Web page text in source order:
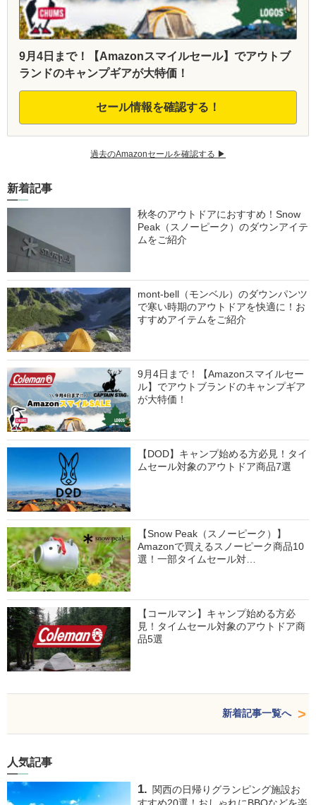
9月4日まで！【Amazonスマイルセール】でアウトブ
ランドのキャンプギアが大特価！
セール情報を確認する！
過去のAmazonセールを確認する ▶︎
新着記事
秋冬のアウトドアにおすすめ！Snow
Peak（スノーピーク）のダウンアイテ
ムをご紹介
mont-bell（モンベル）のダウンパンツ
で寒い時期のアウトドアを快適に！お
すすめアイテムをご紹介
9月4日まで！【Amazonスマイルセー
ル】でアウトブランドのキャンプギア
が大特価！
【DOD】キャンプ始める方必見！タイ
ムセール対象のアウトドア商品7選
【Snow Peak（スノーピーク）】
Amazonで買えるスノーピーク商品10
選！一部タイムセール対…
【コールマン】キャンプ始める方必
見！タイムセール対象のアウトドア商
品5選
新着記事一覧へ
人気記事
関西の日帰りグランピング施設お
すすめ20選！おしゃれにBBQなどを楽